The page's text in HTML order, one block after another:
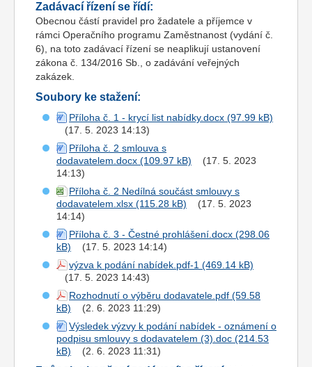
Zadávací řízení se řídí:
Obecnou částí pravidel pro žadatele a příjemce v
rámci Operačního programu Zaměstnanost (vydání č.
6), na toto zadávací řízení se neaplikují ustanovení
zákona č. 134/2016 Sb., o zadávání veřejných
zakázek.
Soubory ke stažení:
Příloha č. 1 - krycí list nabídky.docx
(17. 5. 2023 14:13)
Příloha č. 2 smlouva s
dodavatelem.docx
(17. 5. 2023
14:13)
Příloha č. 2 Nedílná součást smlouvy s
dodavatelem.xlsx
(17. 5. 2023
14:14)
Příloha č. 3 - Čestné prohlášení.docx
(17. 5. 2023 14:14)
výzva k podání nabídek.pdf-1
(17. 5. 2023 14:43)
Rozhodnutí o výběru dodavatele.pdf
(2. 6. 2023 11:29)
Výsledek výzvy k podání nabídek - oznámení o
podpisu smlouvy s dodavatelem (3).doc
(2. 6. 2023 11:31)